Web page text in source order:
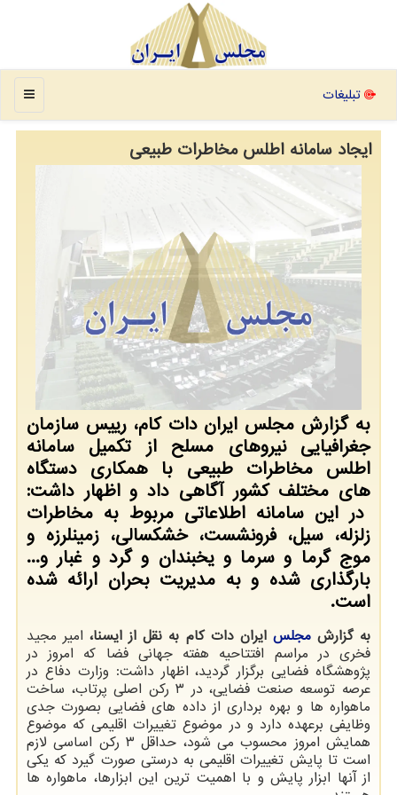
منو تبلیغات
ایجاد سامانه اطلس مخاطرات طبیعی
به گزارش مجلس ایران دات کام، رییس سازمان
جغرافیایی نیروهای مسلح از تکمیل سامانه
اطلس مخاطرات طبیعی با همکاری دستگاه
های مختلف کشور آگاهی داد و اظهار داشت:
در این سامانه اطلاعاتی مربوط به مخاطرات
زلزله، سیل، فرونشست، خشکسالی، زمینلرزه و
موج گرما و سرما و یخبندان و گرد و غبار و...
بارگذاری شده و به مدیریت بحران ارائه شده
است.
به گزارشمجلس ایران دات کام به نقل از ایسنا، امیر مجید
فخری در مراسم افتتاحیه هفته جهانی فضا که امروز در
پژوهشگاه فضایی برگزار گردید، اظهار داشت: وزارت دفاع در
عرصه توسعه صنعت فضایی، در ۳ رکن اصلی پرتاب، ساخت
ماهواره ها و بهره برداری از داده های فضایی بصورت جدی
وظایفی برعهده دارد و در موضوع تغییرات اقلیمی که موضوع
همایش امروز محسوب می شود، حداقل ۳ رکن اساسی لازم
است تا پایش تغییرات اقلیمی به درستی صورت گیرد که یکی
از آنها ابزار پایش و با اهمیت ترین این ابزارها، ماهواره ها